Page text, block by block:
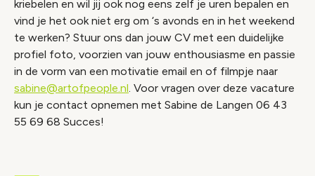
kriebelen en wil jij ook nog eens zelf je uren bepalen en
vind je het ook niet erg om ‘s avonds en in het weekend
te werken? Stuur ons dan jouw CV met een duidelijke
profiel foto, voorzien van jouw enthousiasme en passie
in de vorm van een motivatie email en of filmpje naar
sabine@artofpeople.nl. Voor vragen over deze vacature
kun je contact opnemen met Sabine de Langen 06 43
55 69 68 Succes!